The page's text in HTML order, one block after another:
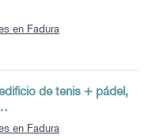
en Fadura
de tenis + pádel,
en Fadura